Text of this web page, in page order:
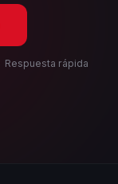
Respuesta rápida